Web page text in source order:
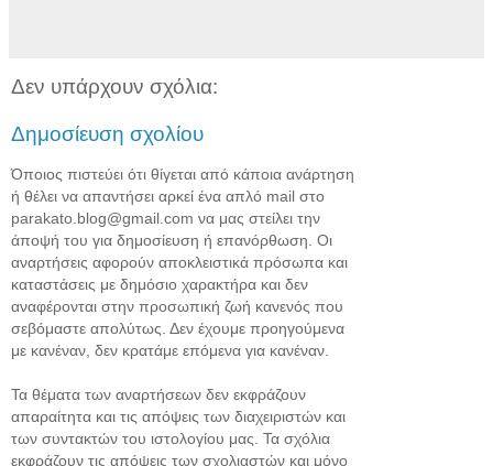
Δεν υπάρχουν σχόλια:
Δημοσίευση σχολίου
Όποιος πιστεύει ότι θίγεται από κάποια ανάρτηση
ή θέλει να απαντήσει αρκεί ένα απλό mail στο
parakato.blog@gmail.com να μας στείλει την
άποψή του για δημοσίευση ή επανόρθωση. Οι
αναρτήσεις αφορούν αποκλειστικά πρόσωπα και
καταστάσεις με δημόσιο χαρακτήρα και δεν
αναφέρονται στην προσωπική ζωή κανενός που
σεβόμαστε απολύτως. Δεν έχουμε προηγούμενα
με κανέναν, δεν κρατάμε επόμενα για κανέναν.
Τα θέματα των αναρτήσεων δεν εκφράζουν
απαραίτητα και τις απόψεις των διαχειριστών και
των συντακτών του ιστολογίου μας. Τα σχόλια
εκφράζουν τις απόψεις των σχολιαστών και μόνο